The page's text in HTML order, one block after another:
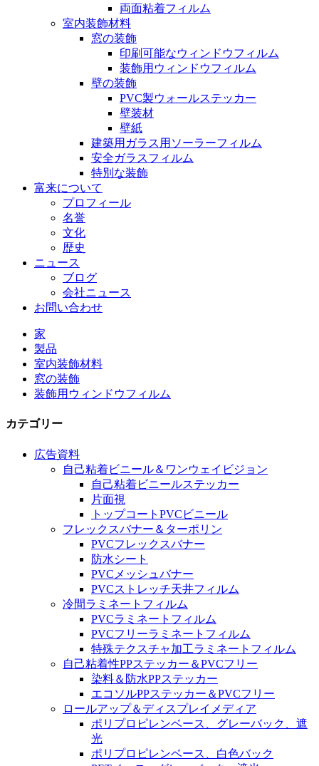
両面粘着フィルム
室内装飾材料
窓の装飾
印刷可能なウィンドウフィルム
装飾用ウィンドウフィルム
壁の装飾
PVC製ウォールステッカー
壁装材
壁紙
建築用ガラス用ソーラーフィルム
安全ガラスフィルム
特別な装飾
富来について
プロフィール
名誉
文化
歴史
ニュース
ブログ
会社ニュース
お問い合わせ
家
製品
室内装飾材料
窓の装飾
装飾用ウィンドウフィルム
カテゴリー
広告資料
自己粘着ビニール＆ワンウェイビジョン
自己粘着ビニールステッカー
片面視
トップコートPVCビニール
フレックスバナー＆ターポリン
PVCフレックスバナー
防水シート
PVCメッシュバナー
PVCストレッチ天井フィルム
冷間ラミネートフィルム
PVCラミネートフィルム
PVCフリーラミネートフィルム
特殊テクスチャ加工ラミネートフィルム
自己粘着性PPステッカー＆PVCフリー
染料＆防水PPステッカー
エコソルPPステッカー＆PVCフリー
ロールアップ＆ディスプレイメディア
ポリプロピレンベース、グレーバック、遮
光
ポリプロピレンベース、白色バック